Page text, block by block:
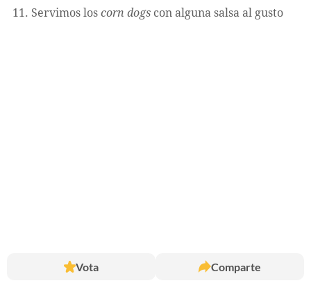
Servimos los corn dogs con alguna salsa al gusto
Vota Comparte